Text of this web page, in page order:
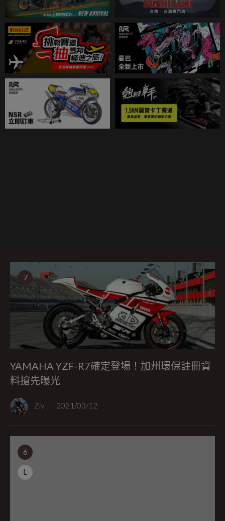
7
YAMAHA YZF-R7確定登場！加州環保註冊資
料搶先曝光
Ziv 2021/03/12
6
L